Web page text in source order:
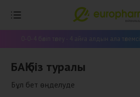
0-0-4 бөліп төлеу - 4 айға алдын ала
БАҚ біз туралы
Бұл бет өңделуде